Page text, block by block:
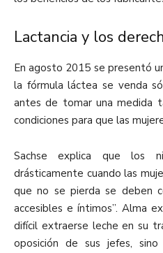
Lactancia y los
En agosto 2015 se presentó
la fórmula láctea se venda
antes de tomar una medida
condiciones para que las
Sachse explica que los
drásticamente cuando las
que no se pierda se deben
accesibles e íntimos”. Alma
difícil extraerse leche en su
oposición de sus jefes,